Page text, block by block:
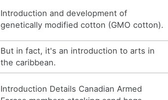
Introduction and development of
genetically modified cotton (GMO cotton).
But in fact, it's an introduction to arts in
the caribbean.
Introduction Details Canadian Armed